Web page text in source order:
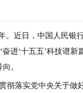
。近日，中国人民银
进‘十五五’科技谱新
。
彻落实党中央关于做